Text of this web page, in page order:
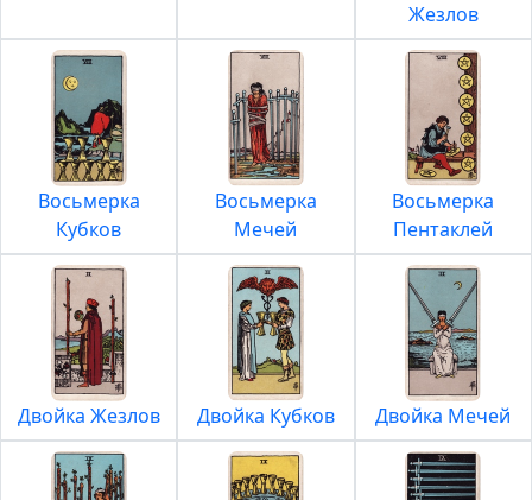
Жезлов
Восьмерка
Кубков
Восьмерка
Мечей
Восьмерка
Пентаклей
Двойка Жезлов Двойка Кубков Двойка Мечей